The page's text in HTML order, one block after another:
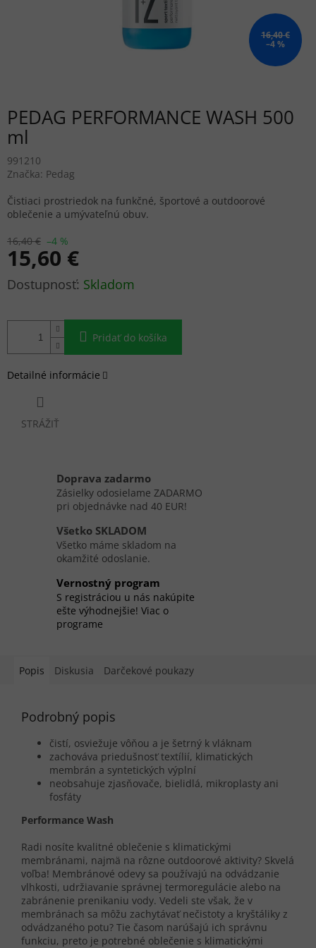
16,40 €
–4 %
PEDAG PERFORMANCE WASH 500
ml
991210
Značka: Pedag
16,40 € –4 %
15,60 €
Jednotková
Skladom
Pridať do košíka
Čistiaci prostriedok na funkčné, športové a outdoorové
oblečenie a umývateľnú obuv.
Detailné informácie
STRÁŽIŤ
Doprava zadarmo
Zásielky odosielame ZADARMO
pri objednávke nad 40 EUR!
Všetko SKLADOM
Všetko máme skladom na
okamžité odoslanie.
Vernostný program
S registráciou u nás nakúpite
ešte výhodnejšie! Viac o
programe
Popis Diskusia Darčekové poukazy
Podrobný popis
čistí, osviežuje vôňou a je šetrný k vláknam
zachováva priedušnosť textílií, klimatických
membrán a syntetických výplní
neobsahuje zjasňovače, bielidlá, mikroplasty ani
fosfáty
Performance Wash
Radi nosíte kvalitné oblečenie s klimatickými
membránami, najmä na rôzne outdoorové aktivity? Skvelá
voľba! Membránové odevy sa používajú na odvádzanie
vlhkosti, udržiavanie správnej termoregulácie alebo na
zabránenie prenikaniu vody. Vedeli ste však, že v
membránach sa môžu zachytávať nečistoty a kryštáliky z
odvádzaného potu? Tie časom narúšajú ich správnu
funkciu, preto je potrebné oblečenie s klimatickými